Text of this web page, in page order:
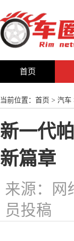
首页
当前位置： 首页 > 汽车
新一代
新篇章
来源：网
员投稿